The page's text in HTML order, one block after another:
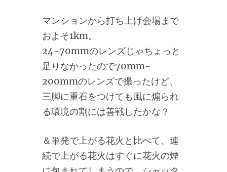
マンションから打ち上げ会場まで
およそ1km。
24-70mmのレンズじゃちょっと
足りなかったので70mm-
200mmのレンズで撮ったけど、
三脚に重石をつけても風に煽られ
る環境の割には善戦したかな？
＆単発で上がる花火と比べて、連
続で上がる花火はすぐに花火の煙